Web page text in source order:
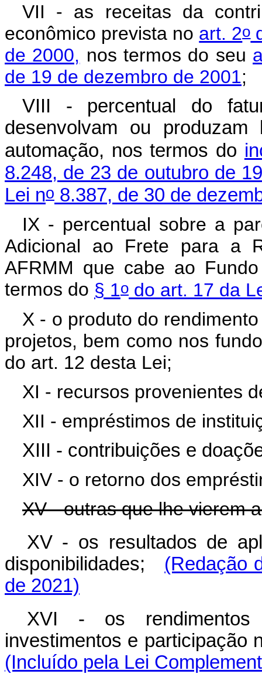
VII - as receitas da
econômico prevista no art. 2o
de 2000, nos termos do seu
de 19 de dezembro de 2001;
VIII - percentual do
desenvolvam ou
automação, nos termos do
8.248, de 23 de outubro de
Lei no 8.387, de 30 de
IX - percentual sobre a
Adicional ao Frete para a
AFRMM que cabe ao
termos do § 1o do art. 17 da
X - o produto do
projetos, bem como nos
do art. 12 desta Lei;
XI - recursos provenientes
XII - empréstimos de
XIII - contribuições e
XIV - o retorno dos
XV - outras que lhe vierem
XV - os resultados de
disponibilidades;
(Redação
de 2021)
XVI - os
investimentos e participação
(Incluído pela Lei